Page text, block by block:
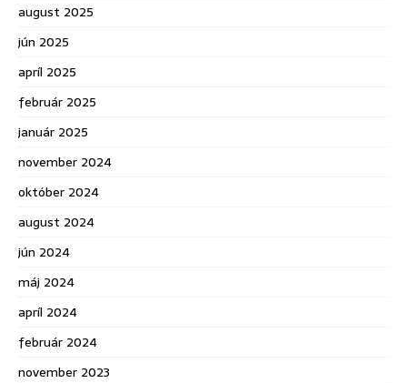
august 2025
jún 2025
apríl 2025
február 2025
január 2025
november 2024
október 2024
august 2024
jún 2024
máj 2024
apríl 2024
február 2024
november 2023